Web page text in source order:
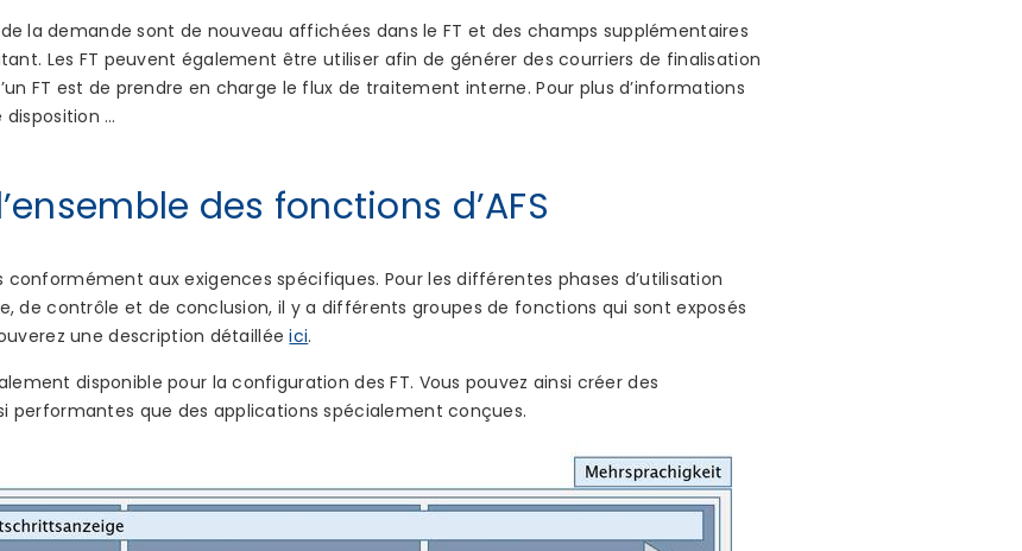
la demande sont de nouveau affichées dans le FT et des champs supplémentaires
Les FT peuvent également être utiliser afin de générer des courriers de finalisation
FT est de prendre en charge le flux de traitement interne. Pour plus d’informations
disposition …
des fonctions d’AFS
conformément aux exigences spécifiques. Pour les différentes phases d’utilisation
de contrôle et de conclusion, il y a différents groupes de fonctions qui sont exposés
une description détailléeici.
disponible pour la configuration des FT. Vous pouvez ainsi créer des
performantes que des applications spécialement conçues.